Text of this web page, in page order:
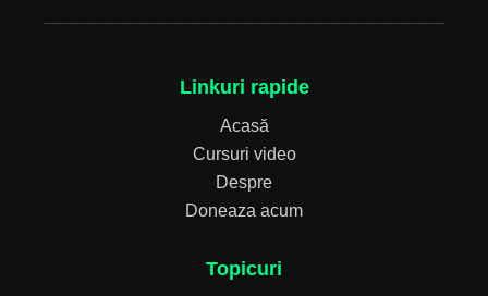
Linkuri rapide
Acasă
Cursuri video
Despre
Doneaza acum
Topicuri